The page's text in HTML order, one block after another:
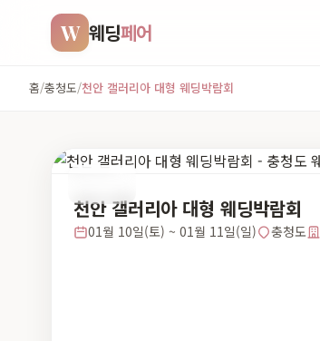
W 웨딩페어
홈/충청도/천안 갤러리아 대형 웨딩박람회
천안 갤러리아 대형 웨딩박람회
01월 10일(토) ~ 01월 11일(일) 충청도